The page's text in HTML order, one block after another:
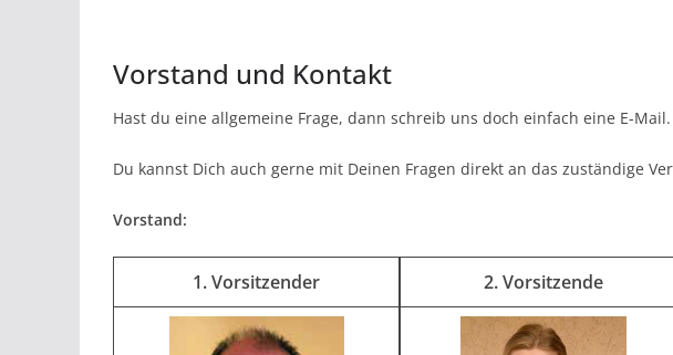
Vorstand und Kontakt
Hast du eine allgemeine Frage, dann schreib uns doch einfach eine E-Mail.
Du kannst Dich auch gerne mit Deinen Fragen direkt an das zuständige
Vorstand:
1. Vorsitzender 2. Vorsitzende